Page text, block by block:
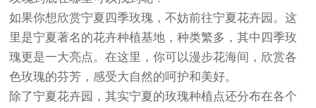
如果你想欣赏宁夏四季玫瑰，不妨前往宁夏花卉园。这
里是宁夏著名的花卉种植基地，种类繁多，其中四季玫
瑰更是一大亮点。在这里，你可以漫步花海间，欣赏各
色玫瑰的芬芳，感受大自然的呵护和美好。
除了宁夏花卉园，其实宁夏的玫瑰种植点还分布在各个